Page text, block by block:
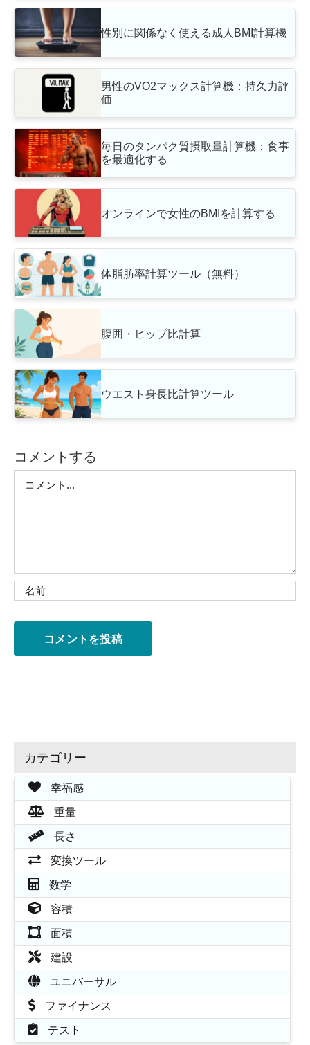
性別に関係なく使える成人BMI計算機
男性のVO2マックス計算機：持久力評
価
毎日のタンパク質摂取量計算機：食事
を最適化する
オンラインで女性のBMIを計算する
体脂肪率計算ツール（無料）
腹囲・ヒップ比計算
ウエスト身長比計算ツール
コメントする
カテゴリー
幸福感
重量
長さ
変換ツール
数学
容積
面積
建設
ユニバーサル
ファイナンス
テスト